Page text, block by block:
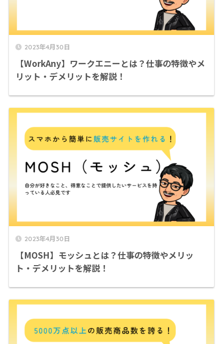
2023年4月30日
【WorkAny】ワークエニーとは？仕事の特徴やメ
リット・デメリットを解説！
2023年4月30日
【MOSH】モッシュとは？仕事の特徴やメリッ
ト・デメリットを解説！